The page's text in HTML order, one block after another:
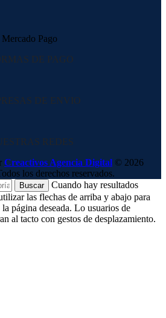
Pago
DE PAGO
DE ENVIO
REDES
Creactivos Agencia Digital © 2026
los derechos reservados.
Buscar
Cuando hay resultados
las flechas de arriba y abajo para
página deseada. Lo usuarios de
al tacto con gestos de desplazamiento.